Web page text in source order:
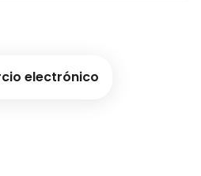
electrónico